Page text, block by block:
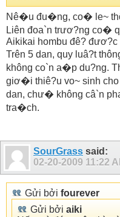
Nê�u đu�ng, co� le~
Liên đoa`n trươ?ng co�
Aikikai hombu đê?
Trên 5 dan, quy luâ?t
không co`n a�p du?ng.
giơ�i thiê?u vo~ sinh cho
dan, chư� không câ`n
tra�ch.
SourGrass said:
02-20-2009 11:22
Gửi bởi fourever
Gửi bởi aiki